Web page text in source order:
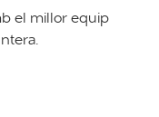
el millor equip